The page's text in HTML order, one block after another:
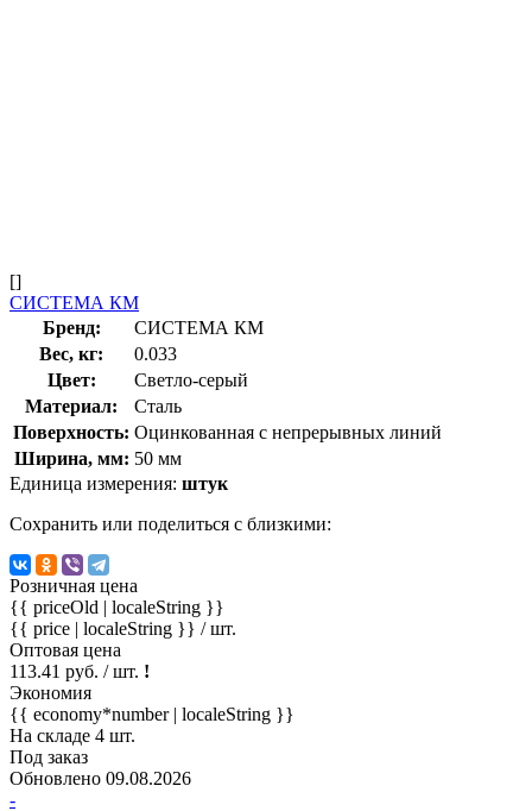
[]
СИСТЕМА КМ
Бренд:
СИСТЕМА КМ
Вес, кг:
0.033
Цвет:
Светло-серый
Материал:
Сталь
Поверхность: Оцинкованная с непрерывных линий
Ширина, мм: 50 мм
Единица измерения: штук
Сохранить или поделиться с близкими:
Розничная цена
{{ priceOld | localeString }}
{{ price | localeString }} / шт.
Оптовая цена
113.41 руб. / шт. !
Экономия
{{ economy*number | localeString }}
На складе 4 шт.
Под заказ
Обновлено 09.08.2026
-